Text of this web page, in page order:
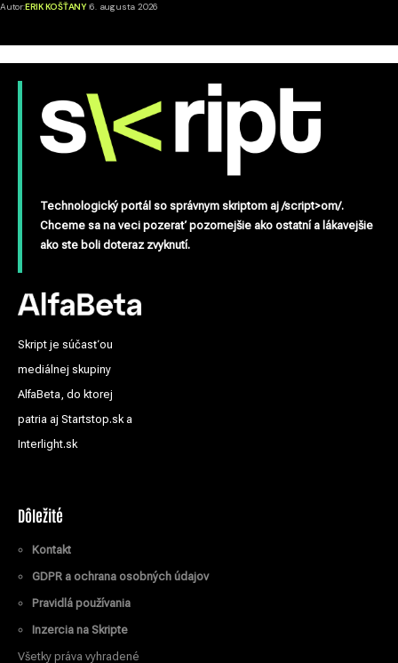
Autor:ERIK KOŠŤANY 6. augusta 2026
Technologický portál so správnym skriptom aj /script>om/.
Chceme sa na veci pozerať pozornejšie ako ostatní a lákavejšie
ako ste boli doteraz zvyknutí.
Skript je súčasťou
mediálnej skupiny
AlfaBeta, do ktorej
patria aj Startstop.sk a
Interlight.sk
Dôležité
Kontakt
GDPR a ochrana osobných údajov
Pravidlá používania
Inzercia na Skripte
Všetky práva vyhradené